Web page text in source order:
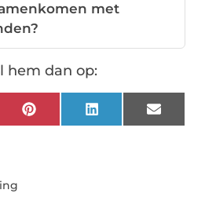
met
hem dan op:
PinterestLinkedInEmail